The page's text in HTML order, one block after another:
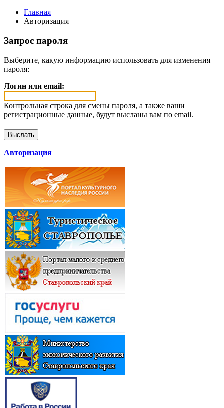
Главная
Авторизация
Запрос пароля
Выберите, какую информацию использовать для изменения
пароля:
Логин или email:
Контрольная строка для смены пароля, а также ваши
регистрационные данные, будут высланы вам по email.
Авторизация